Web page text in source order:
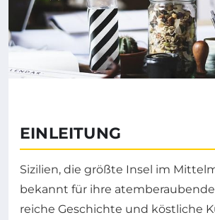
EINLEITUNG
Sizilien, die größte Insel im
bekannt für ihre
reiche Geschichte und köstliche